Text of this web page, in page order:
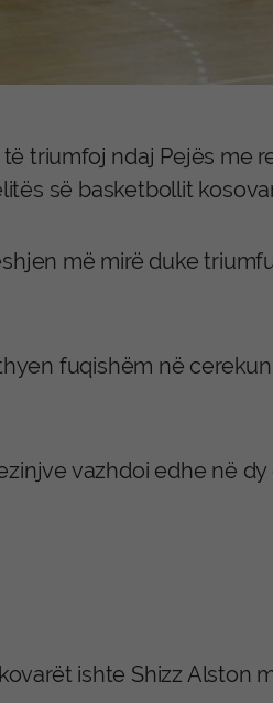
triumfoj ndaj Pejës me
së basketbollit
më mirë duke
fuqishëm në
vazhdoi edhe në
ishte Shizz Alston